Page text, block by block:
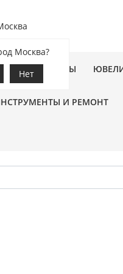
Москва?
Нет ЦВЕТЫ
И РЕМОНТ